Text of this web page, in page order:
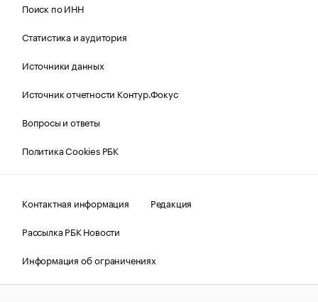
Поиск по ИНН
Статистика и аудитория
Источники данных
Источник отчетности Контур.Фокус
Вопросы и ответы
Политика Cookies РБК
Контактная информация
Редакция
Рассылка РБК Новости
Информация об ограничениях
Правовая информация
О соблюдении авторских прав